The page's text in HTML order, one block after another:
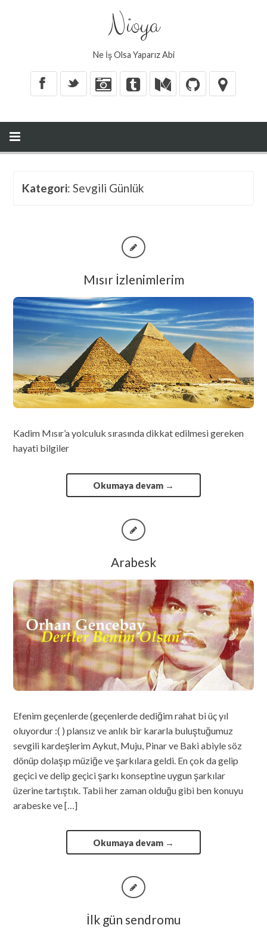
Nioya
Ne İş Olsa Yaparız Abi
X _
Kategori: Sevgili Günlük
Mısır İzlenimlerim
Kadim Mısır’a yolculuk sırasında dikkat edilmesi gereken
hayati bilgiler
Okumaya devam →
Arabesk
Efenim geçenlerde (geçenlerde dediğim rahat bi üç yıl
oluyordur :( ) plansız ve anlık bir kararla buluştuğumuz
sevgili kardeşlerim Aykut, Muju, Pinar ve Baki abiyle söz
dönüp dolaşıp müziğe ve şarkılara geldi. En çok da gelip
geçici ve delip geçici şarkı konseptine uygun şarkılar
üzerine tartıştık. Tabii her zaman olduğu gibi ben konuyu
arabeske ve […]
Okumaya devam →
İlk gün sendromu